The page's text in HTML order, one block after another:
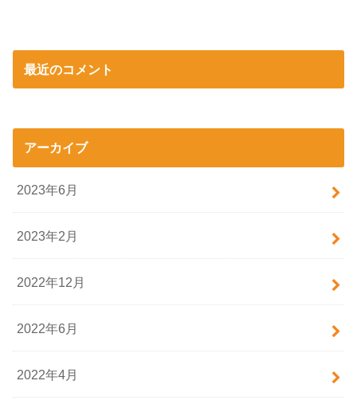
最近のコメント
アーカイブ
2023年6月
2023年2月
2022年12月
2022年6月
2022年4月